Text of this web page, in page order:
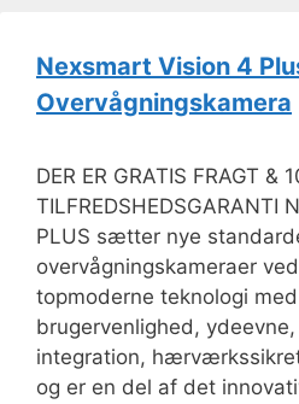
Nexsmart Vision 4
Overvågningskamera
DER ER GRATIS FRAGT &
TILFREDSHEDSGARANTI
PLUS sætter nye
overvågningskameraer
topmoderne teknologi
brugervenlighed,
integration,
og er en del af det